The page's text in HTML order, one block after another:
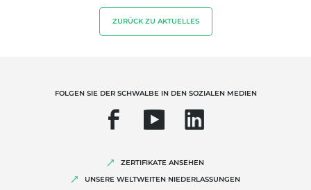
Qualität und Lebensmittelsicherheit
Soziale Unternehmensverantwortung (CSR)
Umweltbezogene Angaben
ZURÜCK ZU AKTUELLES
FOLGEN SIE DER SCHWALBE IN DEN SOZIALEN MEDIEN
ZERTIFIKATE ANSEHEN
UNSERE WELTWEITEN NIEDERLASSUNGEN